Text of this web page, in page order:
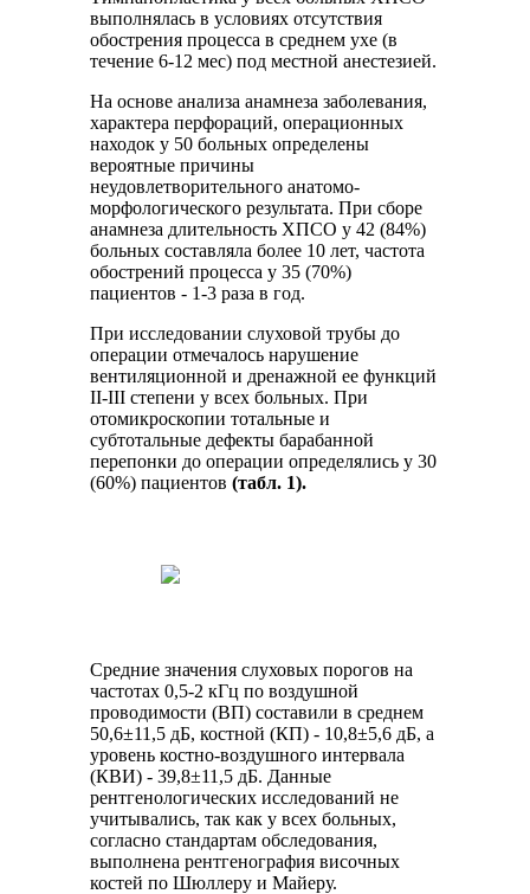
выполнялась в условиях отсутствия
обострения процесса в среднем ухе (в
течение 6-12 мес) под местной анестезией.
На основе анализа анамнеза заболевания,
характера перфораций, операционных
находок у 50 больных определены
вероятные причины
неудовлетворительного анатомо-
морфологического результата. При сборе
анамнеза длительность ХПСО у 42 (84%)
больных составляла более 10 лет, частота
обострений процесса у 35 (70%)
пациентов - 1-3 раза в год.
При исследовании слуховой трубы до
операции отмечалось нарушение
вентиляционной и дренажной ее функций
II-III степени у всех больных. При
отомикроскопии тотальные и
субтотальные дефекты барабанной
перепонки до операции определялись у 30
(60%) пациентов(табл. 1).
Средние значения слуховых порогов на
частотах 0,5-2 кГц по воздушной
проводимости (ВП) составили в среднем
50,6±11,5 дБ, костной (КП) - 10,8±5,6 дБ, а
уровень костно-воздушного интервала
(КВИ) - 39,8±11,5 дБ. Данные
рентгенологических исследований не
учитывались, так как у всех больных,
согласно стандартам обследования,
выполнена рентгенография височных
костей по Шюллеру и Майеру.